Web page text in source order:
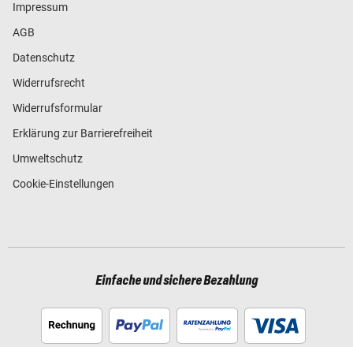
Impressum
AGB
Datenschutz
Widerrufsrecht
Widerrufsformular
Erklärung zur Barrierefreiheit
Umweltschutz
Cookie-Einstellungen
Einfache und sichere Bezahlung